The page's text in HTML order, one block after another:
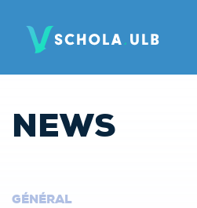
NEWS
GÉNÉRAL